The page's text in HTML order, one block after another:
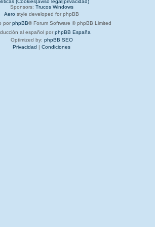
Sponsors: Trucos Windows
Aero style developed for phpBB
por phpBB® Forum Software © phpBB Limited
al español por phpBB España
Optimized by: phpBB SEO
Privacidad | Condiciones